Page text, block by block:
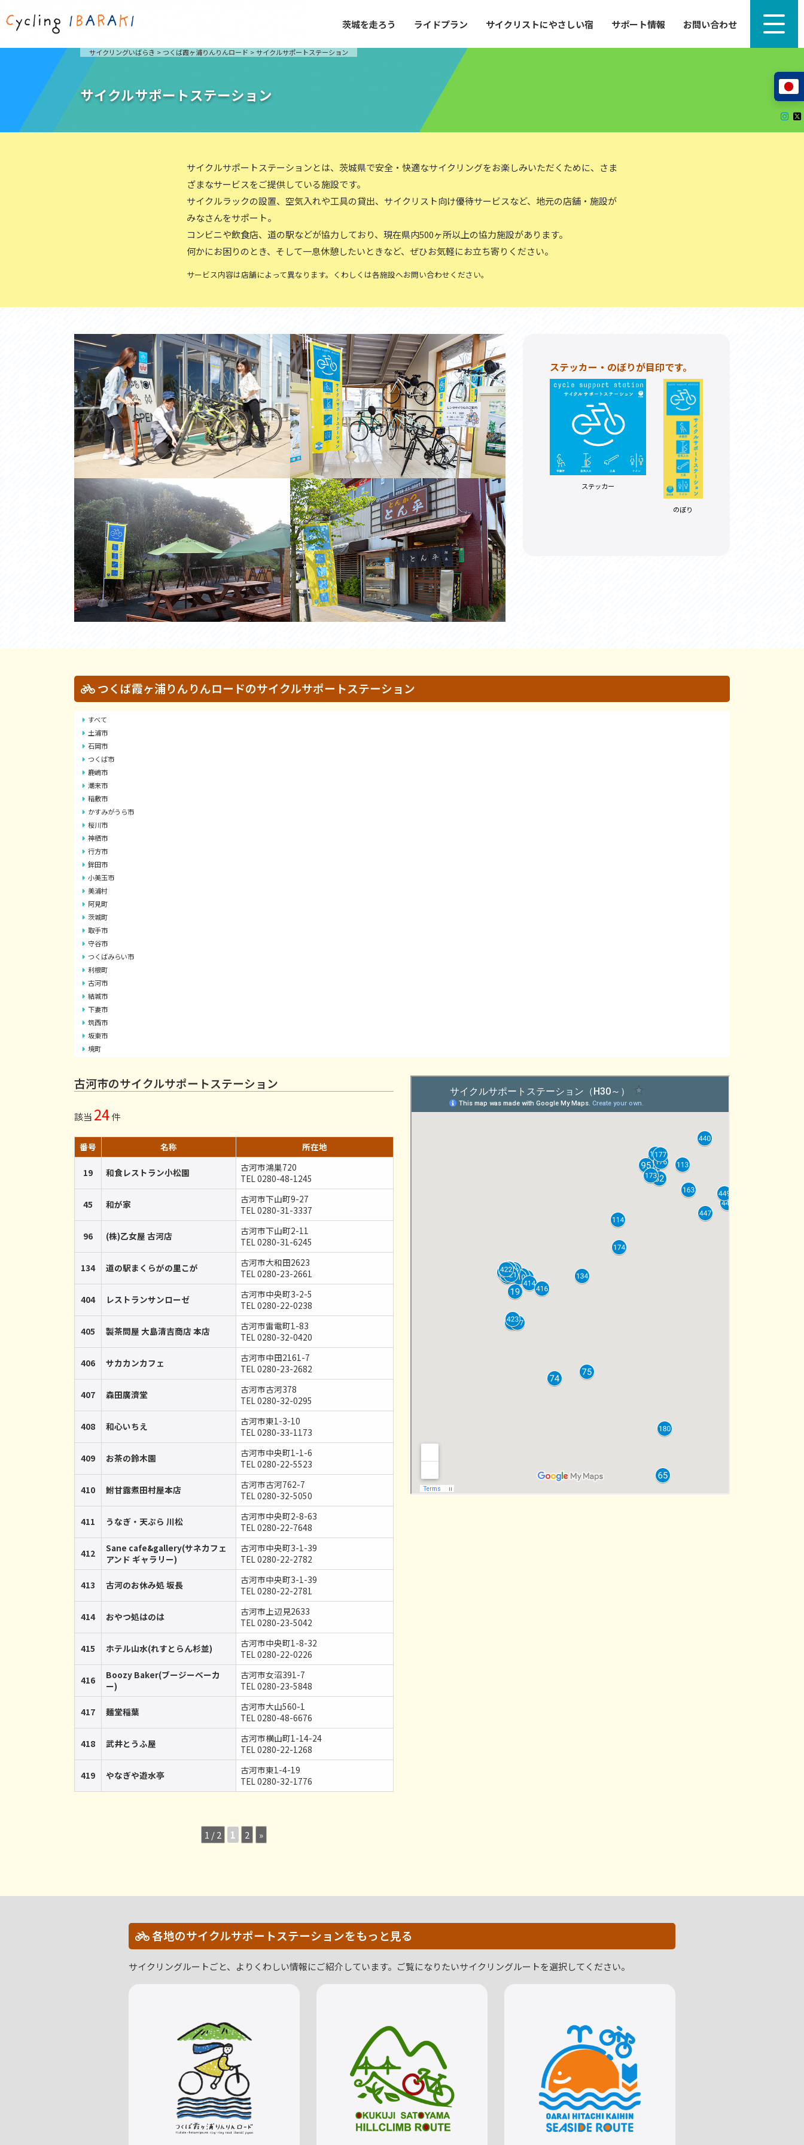
茨城を走ろう ライドプラン サイクリストにやさしい宿 サポート情報 お問い合わせ
自然が豊かで東京からも近い茨城県は、サイクリン
グに人気です。茨城県でのサイクリングの楽しみ方
をご紹介します。
サイクリングに茨城が人気の理由
ライドプラン
茨城県が認定した、サイクリストに「また来たい」
と思ってもらえるような便利でやさしい宿泊施設を
ご紹介します。
サイクリストにやさしい宿
筑波山と霞ヶ浦をシンボルに、関東平野の自然を楽
しむ。日本を代表する「ナショナルサイクルルー
サイクリストにやさしい宿
広域レンタサイクル
自転車修理施設
サイクルサポートステーション
休憩所・トイレ
サポートライダー
りんりんスクエア土浦
つくば霞ヶ浦りんりんロード利活用推進協
議会
オリジナルグッズ
台湾「大東北角観光圏」との観光友好交流
旧筑波鉄道を廻る旅
奥久慈里山ヒルクライムルート
袋田の滝、八溝山、竜神大吊橋など、里山の風景が
広がる。起伏や勾配を感じる走りごたえのあるルー
コース紹介
アクセス
サイクリストにやさしい宿
レンタサイクル
サイクルサポートステーション
自転車修理施設
サポートライダー
奥久慈里山ヒルクライムルート利活用推進
協議会
大洗・ひたち海浜シーサイドルート
美しく変化に富んだ海岸線などを走り抜ける爽快な
コース紹介
アクセス
サイクリストにやさしい宿
レンタサイクル
サイクルサポートステーション
サポートライダー
自転車修理施設
大洗・ひたち海浜シーサイドルート利活用
推進協議会
その他の情報
サイクリングいばらき >つくば霞ヶ浦りんりんロード >サイクルサポートステーション
サイクルサポートステーション
サイクルサポートステーションとは、茨城県で安全・快適なサイクリングをお楽しみいただくために、さま
ざまなサービスをご提供している施設です。
サイクルラックの設置、空気入れや工具の貸出、サイクリスト向け優待サービスなど、地元の店舗・施設が
みなさんをサポート。
コンビニや飲食店、道の駅などが協力しており、現在県内500ヶ所以上の協力施設があります。
何かにお困りのとき、そして一息休憩したいときなど、ぜひお気軽にお立ち寄りください。
サービス内容は店舗によって異なります。くわしくは各施設へお問い合わせください。
ステッカー・のぼりが目印です。
ステッカー
のぼり
つくば霞ヶ浦りんりんロードのサイクルサポートステーション
すべて
土浦市
石岡市
つくば市
鹿嶋市
潮来市
稲敷市
かすみがうら市
桜川市
神栖市
行方市
鉾田市
小美玉市
美浦村
阿見町
茨城町
取手市
守谷市
つくばみらい市
利根町
古河市
結城市
下妻市
筑西市
坂東市
境町
古河市のサイクルサポートステーション
該当 24件
番号 名称 所在地
19 和食レストラン小松園
古河市鴻巣720
TEL 0280-48-1245
45 和が家
古河市下山町9-27
TEL 0280-31-3337
96 (株)乙女屋 古河店
古河市下山町2-11
TEL 0280-31-6245
134 道の駅まくらがの里こが
古河市大和田2623
TEL 0280-23-2661
404 レストランサンローゼ
古河市中央町3-2-5
TEL 0280-22-0238
405 製茶問屋 大島清吉商店 本店
古河市雷電町1-83
TEL 0280-32-0420
406 サカカンカフェ
古河市中田2161-7
TEL 0280-23-2682
407 森田廣濟堂
古河市古河378
TEL 0280-32-0295
408 和心いちえ
古河市東1-3-10
TEL 0280-33-1173
409 お茶の鈴木園
古河市中央町1-1-6
TEL 0280-22-5523
410 鮒甘露煮田村屋本店
古河市古河762-7
TEL 0280-32-5050
411 うなぎ・天ぷら 川松
古河市中央町2-8-63
TEL 0280-22-7648
412
Sane cafe&gallery(サネカフェ
アンド ギャラリー)
古河市中央町3-1-39
TEL 0280-22-2782
413 古河のお休み処 坂長
古河市中央町3-1-39
TEL 0280-22-2781
414 おやつ処はのは
古河市上辺見2633
TEL 0280-23-5042
415 ホテル山水(れすとらん杉並)
古河市中央町1-8-32
TEL 0280-22-0226
416
Boozy Baker(ブージーベーカ
ー)
古河市女沼391-7
TEL 0280-23-5848
417 麺堂稲葉
古河市大山560-1
TEL 0280-48-6676
418 武井とうふ屋
古河市横山町1-14-24
TEL 0280-22-1268
419 やなぎや遊水亭
古河市東1-4-19
TEL 0280-32-1776
1 / 2 1 2 »
各地のサイクルサポートステーションをもっと見る
サイクリングルートごと、よりくわしい情報にご紹介しています。ご覧になりたいサイクリングルートを選択してください。